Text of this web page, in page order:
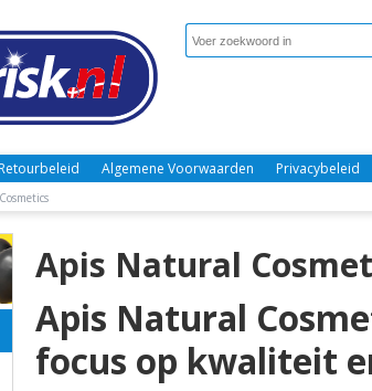
Retourbeleid Algemene Voorwaarden Privacybeleid
Apis Natural
Apis Natural
focus op kwaliteit